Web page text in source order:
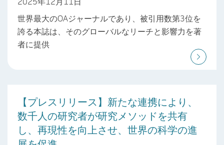
世界最大のOAジャーナルであり、被引用数第3位を
誇る本誌は、そのグローバルなリーチと影響力を著
者に提供
【プレスリリース】新たな連携により、
数千人の研究者が研究メソッドを共有
し、再現性を向上させ、世界の科学の進